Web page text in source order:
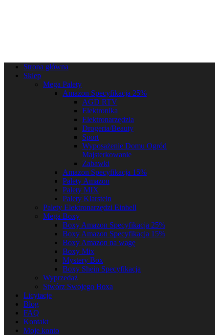
Strona główna
Sklep
Mega Palety
Amazon Specyfikacja 25%
AGD RTV
Elektronika
Elektronarzędzia
Drogeria/Beauty
Sport
Wyposażenie Domu Ogród
Majsterkowanie
Zabawki
Amazon Specyfikacja 15%
Palety Amazon
Palety MIX
Palety Klarstein
Palety Elektronarzędzi Einhell
Mega Boxy
Boxy Amazon Specyfikacja 25%
Boxy Amazon Specyfikacja 15%
Boxy Amazon na wagę
Boxy Mix
Mystery Box
Boxy Shein Specyfikacja
Wyprzedaż
Stwórz Swojego Boxa
Licytacje
Blog
FAQ
Kontakt
Moje konto